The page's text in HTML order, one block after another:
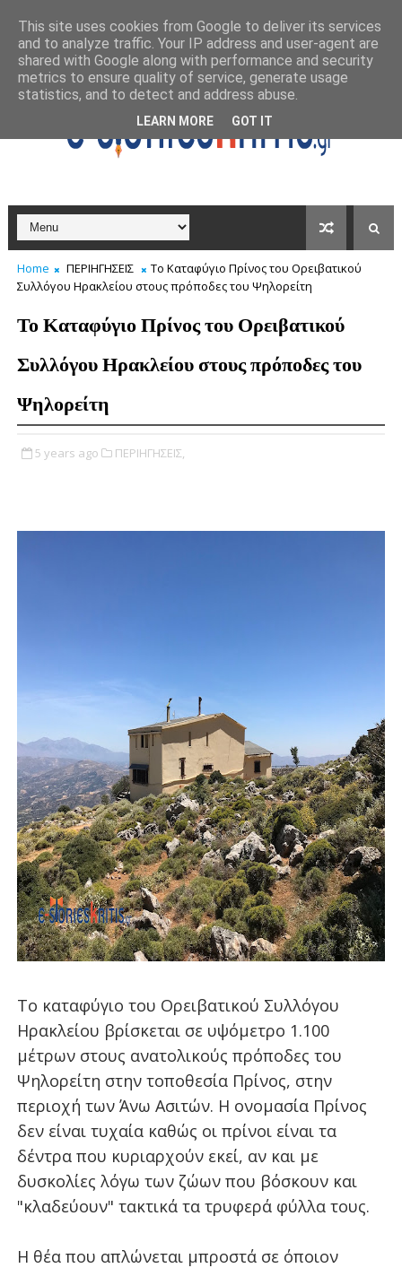
Home ΠΕΡΙΗΓΗΣΕΙΣ
Το Καταφύγιο Πρίνος του Ορειβατικού
Συλλόγου Ηρακλείου στους πρόποδες του Ψηλορείτη
Το Καταφύγιο Πρίνος του Ορειβατικού
Συλλόγου Ηρακλείου στους πρόποδες του
Ψηλορείτη
5 years ago ΠΕΡΙΗΓΗΣΕΙΣ,
Το καταφύγιο του Ορειβατικού Συλλόγου
Ηρακλείου βρίσκεται σε υψόμετρο 1.100
μέτρων στους ανατολικούς πρόποδες του
Ψηλορείτη στην τοποθεσία Πρίνος, στην
περιοχή των Άνω Ασιτών. Η ονομασία Πρίνος
δεν είναι τυχαία καθώς οι πρίνοι είναι τα
δέντρα που κυριαρχούν εκεί, αν και με
δυσκολίες λόγω των ζώων που βόσκουν και
"κλαδεύουν" τακτικά τα τρυφερά φύλλα τους.
Η θέα που απλώνεται μπροστά σε όποιον
This site uses cookies from Google to deliver its services
and to analyze traffic. Your IP address and user-agent are
shared with Google along with performance and security
metrics to ensure quality of service, generate usage
statistics, and to detect and address abuse.
LEARN MORE GOT IT